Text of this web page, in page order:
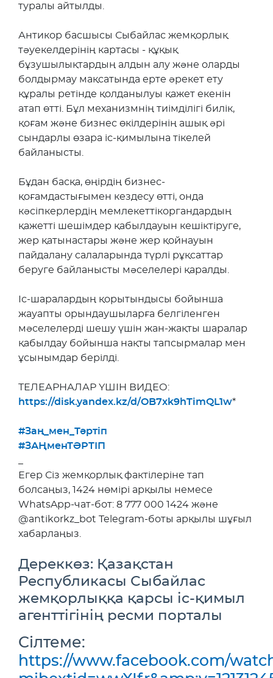
туралы айтылды.
Антикор басшысы Сыбайлас жемқорлық
тәуекелдерінің картасы - құқық
бұзушылықтардың алдын алу және оларды
болдырмау мақсатында ерте әрекет ету
құралы ретінде қолданылуы қажет екенін
атап өтті. Бұл механизмнің тиімділігі билік,
қоғам және бизнес өкілдерінің ашық әрі
сындарлы өзара іс-қимылына тікелей
байланысты.
Бұдан басқа, өңірдің бизнес-
қоғамдастығымен кездесу өтті, онда
кәсіпкерлердің мемлекеттікоргандардың
қажетті шешімдер қабылдауын кешіктіруге,
жер қатынастары және жер қойнауын
пайдалану салаларында түрлі рұқсаттар
беруге байланысты мәселелері қаралды.
Іс-шаралардың қорытындысы бойынша
жауапты орындаушыларға белгіленген
мәселелерді шешу үшін жан-жақты шаралар
қабылдау бойынша нақты тапсырмалар мен
ұсынымдар берілді.
ТЕЛЕАРНАЛАР ҮШІН ВИДЕО:
https://disk.yandex.kz/d/OB7xk9hTimQL1w*
#Заң_мен_Тәртіп
#ЗАҢменТӘРТІП
Егер Сіз жемқорлық фактілеріне тап
болсаңыз, 1424 нөмірі арқылы немесе
WhatsApp-чат-бот: 8 777 000 1424 және
@antikorkz_bot Telegram-боты арқылы шұғыл
хабарлаңыз.
Дереккөз: Қазақстан
Республикасы Сыбайлас
жемқорлыққа қарсы іс-қимыл
агенттігінің ресми порталы
Сілтеме:
https://www.facebook.com/